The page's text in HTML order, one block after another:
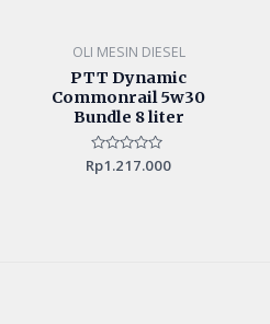
OLI MESIN DIESEL
PTT Dynamic
Commonrail 5w30
Bundle 8 liter
Rated
0
Rp1.217.000